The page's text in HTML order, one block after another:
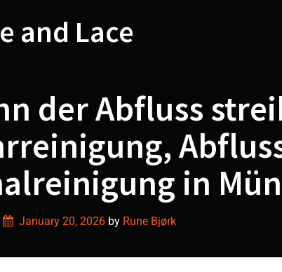
and Lace
der Abfluss
in
January 20, 2026 by Rune Bjørk